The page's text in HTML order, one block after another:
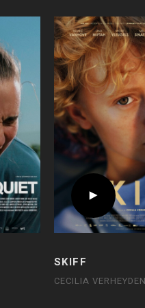
SKIFF
CECILIA